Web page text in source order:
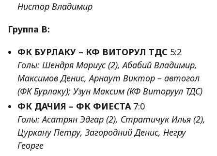
Нистор Владимир
Группа B:
ФК БУРЛАКУ – КФ ВИТОРУЛ ТДС 5:2
Голы: Шендря Мариус (2), Абабий Владимир,
Максимов Денис, Арнаут Виктор – автогол
(ФК Бурлаку); Узун Максим (КФ Виторуул ТДС)
ФК ДАЧИЯ – ФК ФИЕСТА7:0
Голы: Асатрян Эдгар (2), Стратичук Илья (2),
Цуркану Петру, Загородний Денис, Негру
Георге